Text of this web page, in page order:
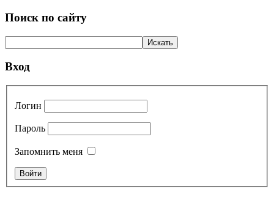
Поиск по сайту
Вход
Логин
Пароль
Запомнить меня